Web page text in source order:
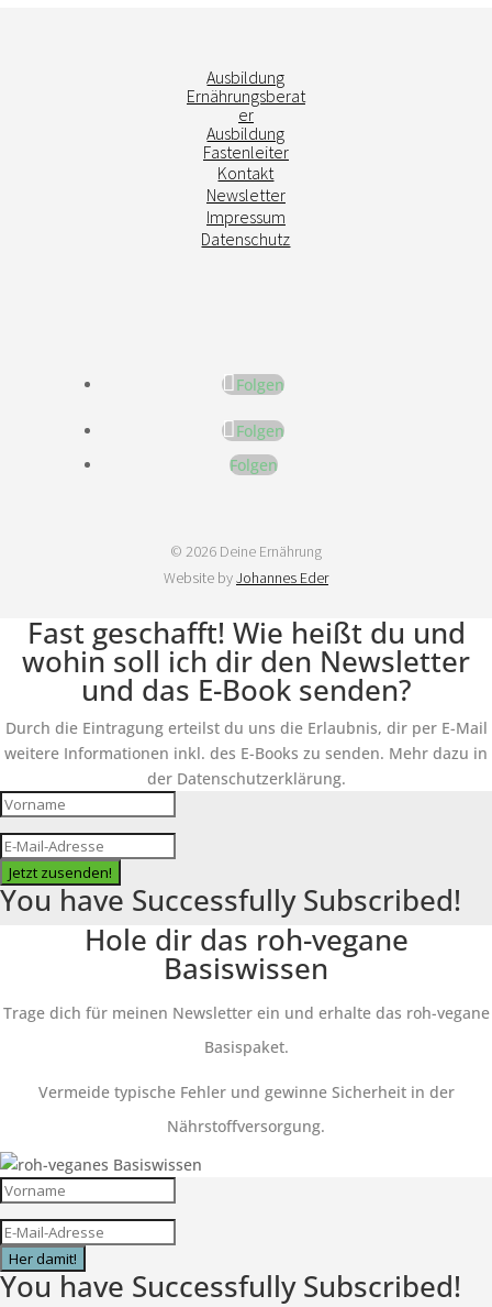
Ausbildung
Ernährungsberat
er
Ausbildung
Fastenleiter
Kontakt
Newsletter
Impressum
Datenschutz
Folgen
Folgen
Folgen
© 2026 Deine Ernährung
Website byJohannes Eder
Fast geschafft! Wie heißt du und
wohin soll ich dir den Newsletter
und das E-Book senden?
Durch die Eintragung erteilst du uns die Erlaubnis, dir per E-Mail
weitere Informationen inkl. des E-Books zu senden. Mehr dazu in
der Datenschutzerklärung.
Jetzt zusenden!
You have Successfully Subscribed!
Hole dir das roh-vegane
Basiswissen
Trage dich für meinen Newsletter ein und erhalte das roh-vegane
Basispaket.
Vermeide typische Fehler und gewinne Sicherheit in der
Nährstoffversorgung.
Her damit!
You have Successfully Subscribed!